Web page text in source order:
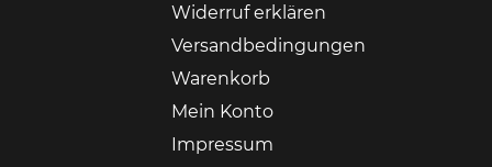
Widerruf erklären
Versandbedingungen
Warenkorb
Mein Konto
Impressum